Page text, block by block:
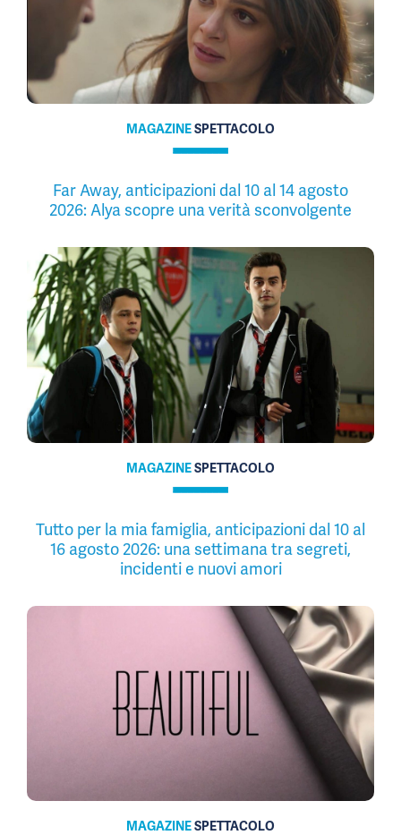
MAGAZINESPETTACOLO
Far Away, anticipazioni dal 10 al 14 agosto
2026: Alya scopre una verità sconvolgente
MAGAZINESPETTACOLO
Tutto per la mia famiglia, anticipazioni dal 10 al
16 agosto 2026: una settimana tra segreti,
incidenti e nuovi amori
MAGAZINESPETTACOLO